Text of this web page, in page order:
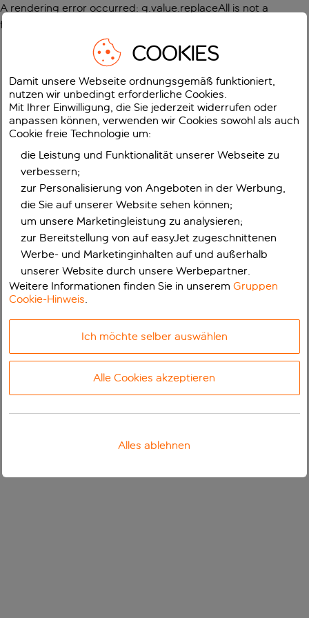
A rendering error occurred: g.value.replaceAll is not a
function
COOKIES
Damit unsere Webseite ordnungsgemäß funktioniert,
nutzen wir unbedingt erforderliche Cookies.
Mit Ihrer Einwilligung, die Sie jederzeit widerrufen oder
anpassen können, verwenden wir Cookies sowohl als auch
Cookie freie Technologie um:
die Leistung und Funktionalität unserer Webseite zu
verbessern;
zur Personalisierung von Angeboten in der Werbung,
die Sie auf unserer Website sehen können;
um unsere Marketingleistung zu analysieren;
zur Bereitstellung von auf easyJet zugeschnittenen
Werbe- und Marketinginhalten auf und außerhalb
unserer Website durch unsere Werbepartner.
Weitere Informationen finden Sie in unseremGruppen
Cookie-Hinweis.
Ich möchte selber auswählen
Alle Cookies akzeptieren
Alles ablehnen